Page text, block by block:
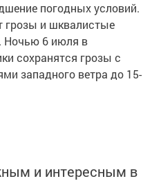
погодных условий.
грозы и шквалистые
Ночью 6 июля в
сохранятся грозы с
западного ветра до 15-
и интересным в